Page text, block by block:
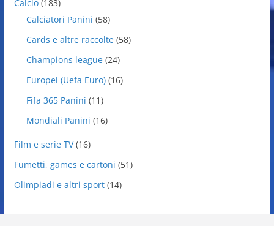
Calcio(183)
Calciatori Panini (58)
Cards e altre raccolte(58)
Champions league(24)
Europei (Uefa Euro)(16)
Fifa 365 Panini (11)
Mondiali Panini (16)
Film e serie TV(16)
Fumetti, games e cartoni (51)
Olimpiadi e altri sport(14)